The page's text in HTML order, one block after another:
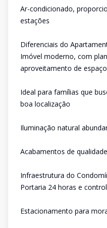
Ar-condicionado,
estações
Diferenciais do
Imóvel moderno, com
aproveitamento de espaço
Ideal para famílias que
boa localização
Iluminação natural
Acabamentos de
Infraestrutura do
Portaria 24 horas e
Estacionamento para